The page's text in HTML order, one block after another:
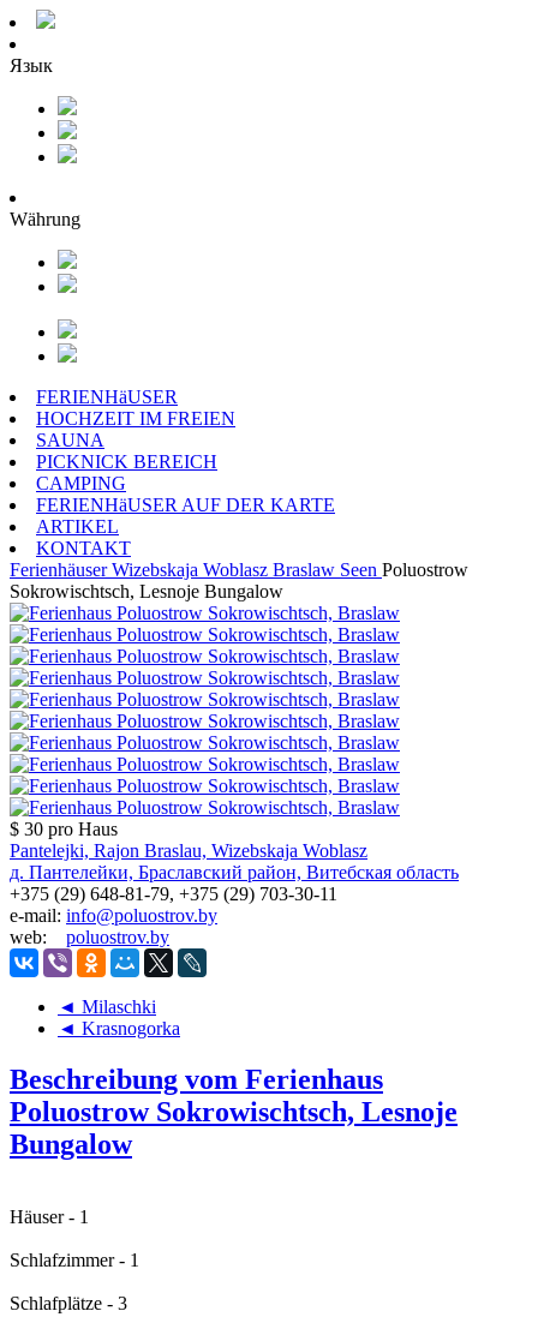
Язык
Währung
FERIENHäUSER
HOCHZEIT IM FREIEN
SAUNA
PICKNICK BEREICH
CAMPING
FERIENHäUSER AUF DER KARTE
ARTIKEL
KONTAKT
Ferienhäuser Wizebskaja Woblasz Braslaw Seen Poluostrow
Sokrowischtsch, Lesnoje Bungalow
$ 30 pro Haus
Pantelejki, Rajon Braslau, Wizebskaja Woblasz
д. Пантелейки, Браславский район, Витебская область
+375 (29) 648-81-79, +375 (29) 703-30-11
e-mail: info@poluostrov.by
web: poluostrov.by
◄ Milaschki
◄ Krasnogorka
Beschreibung vom Ferienhaus
Poluostrow Sokrowischtsch, Lesnoje
Bungalow
Häuser - 1
Schlafzimmer - 1
Schlafplätze - 3